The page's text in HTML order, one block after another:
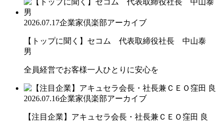
2026.07.17企業家倶楽部アーカイブ
【トップに聞く】セコム 代表取締役社長 中山泰
男
全員経営でお客様一人ひとりに安心を
2026.07.16企業家倶楽部アーカイブ
【注目企業】アキュセラ会長・社長兼ＣＥＯ窪田 良